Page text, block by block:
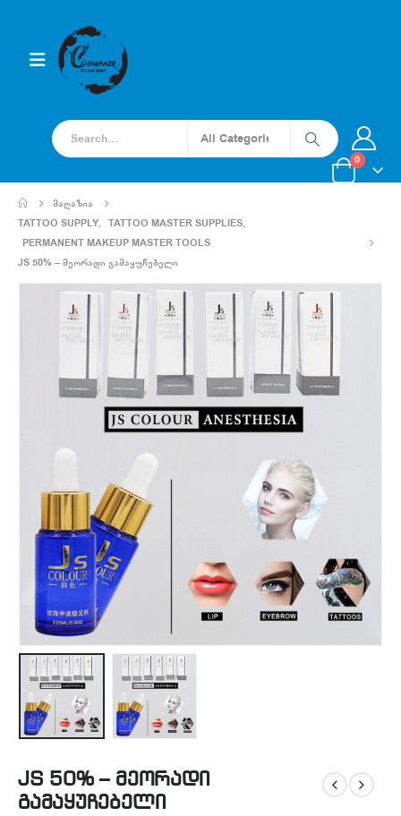
0
ᲛᲐᲦᲐᲖᲘᲐ
TATTOO SUPPLY, TATTOO MASTER SUPPLIES,
PERMANENT MAKEUP MASTER TOOLS
JS 50% – ᲛᲔᲝᲠᲐᲓᲘ ᲒᲐᲛᲐᲧᲣᲩᲔᲑᲔᲚᲘ
JS 50% – მეორადი
გამაყუჩებელი